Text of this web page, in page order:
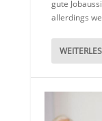
gute
allerdings